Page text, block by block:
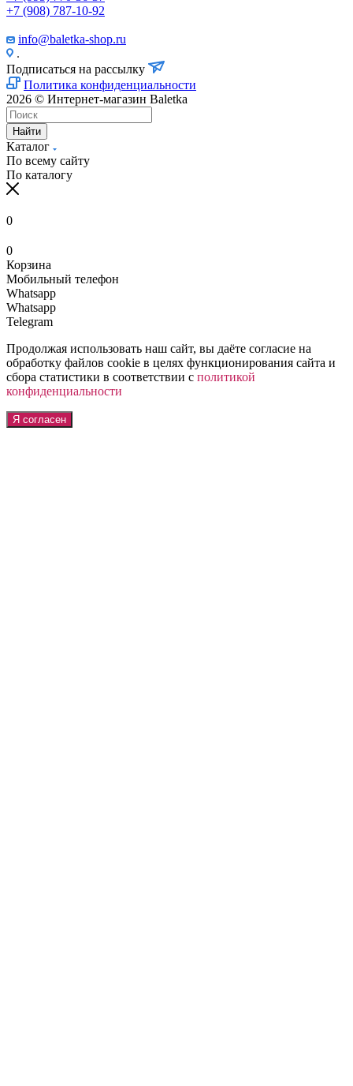
+7 (908) 787-10-92
info@baletka-shop.ru
.
Подписаться на рассылку
Политика конфиденциальности
2026 © Интернет-магазин Baletka
Найти
Каталог
По всему сайту
По каталогу
0
0
Корзина
Мобильный телефон
Whatsapp
Whatsapp
Telegram
Продолжая использовать наш сайт, вы даёте согласие на
обработку файлов cookie в целях функционирования сайта и
сбора статистики в соответствии с политикой
конфиденциальности
Я согласен